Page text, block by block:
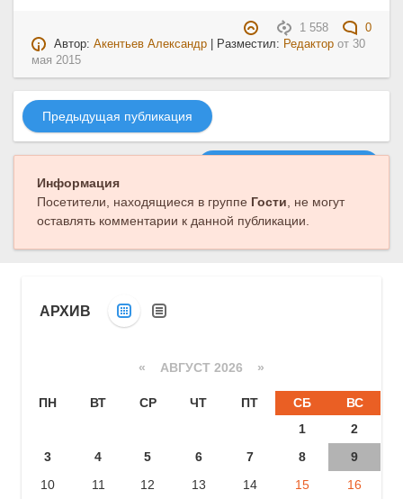
1 558
0
Автор:Акентьев Александр | Разместил: Редактор от 30
мая 2015
Предыдущая публикация
Информация
Посетители, находящиеся в группе Гости, не могут
оставлять комментарии к данной публикации.
АРХИВ
« АВГУСТ 2026 »
ПН ВТ СР ЧТ ПТ СБ
ВС
1
2
3
4 5 6 7 8
9
10
11 12 13 14 15
16